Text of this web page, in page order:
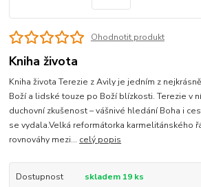
Ohodnotit produkt
Kniha života
Kniha života Terezie z Avily je jedním z
Boží a lidské touze po Boží blízkosti. Terezie v
duchovní zkušenost – vášnivé hledání Boha i
se vydala.Velká reformátorka karmelitánského
rovnováhy mezi... celý popis
Dostupnost skladem 19 ks